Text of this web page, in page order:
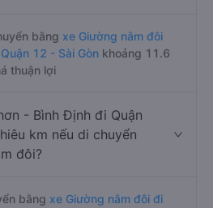
bằng xe Giường nằm đôi
12 - Sài Gòn khoảng 11.6
thuận lợi
- Bình Định đi Quận
km nếu di chuyển
đôi?
bằng xe Giường nằm đôi đi